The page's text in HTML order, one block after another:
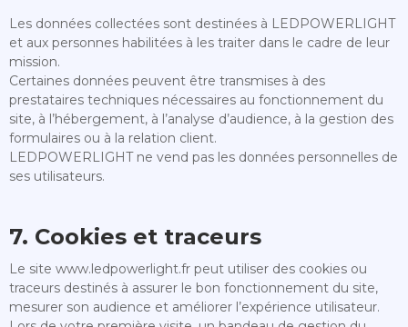
Les données collectées sont destinées à LEDPOWERLIGHT
et aux personnes habilitées à les traiter dans le cadre de leur
mission.
Certaines données peuvent être transmises à des
prestataires techniques nécessaires au fonctionnement du
site, à l’hébergement, à l’analyse d’audience, à la gestion des
formulaires ou à la relation client.
LEDPOWERLIGHT ne vend pas les données personnelles de
ses utilisateurs.
7. Cookies et traceurs
Le site www.ledpowerlight.fr peut utiliser des cookies ou
traceurs destinés à assurer le bon fonctionnement du site,
mesurer son audience et améliorer l’expérience utilisateur.